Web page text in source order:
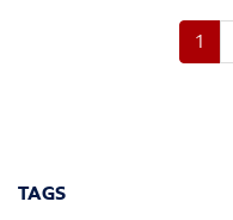
1
TAGS